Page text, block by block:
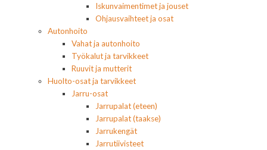
Iskunvaimentimet ja jouset
Ohjausvaihteet ja osat
Autonhoito
Vahat ja autonhoito
Työkalut ja tarvikkeet
Ruuvit ja mutterit
Huolto-osat ja tarvikkeet
Jarru-osat
Jarrupalat (eteen)
Jarrupalat (taakse)
Jarrukengät
Jarrutiivisteet